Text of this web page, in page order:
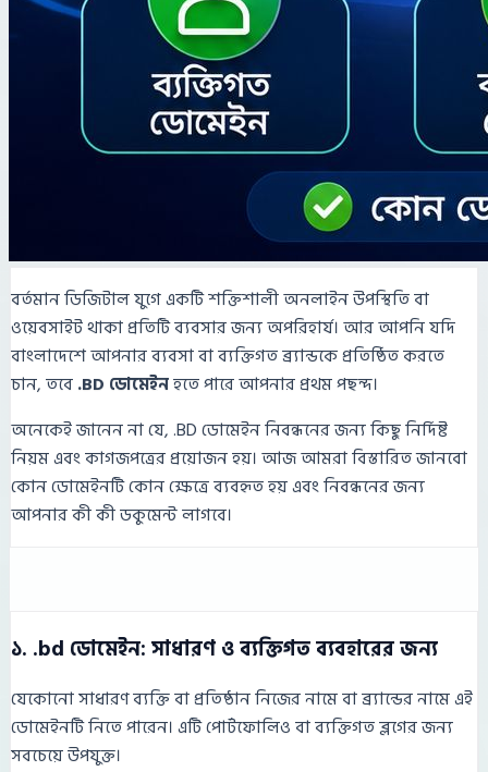
বর্তমান ডিজিটাল যুগে একটি শক্তিশালী অনলাইন উপস্থিতি বা
ওয়েবসাইট থাকা প্রতিটি ব্যবসার জন্য অপরিহার্য। আর আপনি যদি
বাংলাদেশে আপনার ব্যবসা বা ব্যক্তিগত ব্র্যান্ডকে প্রতিষ্ঠিত করতে
চান, তবে.BD ডোমেইনহতে পারে আপনার প্রথম পছন্দ।
অনেকেই জানেন না যে, .BD ডোমেইন নিবন্ধনের জন্য কিছু নির্দিষ্ট
নিয়ম এবং কাগজপত্রের প্রয়োজন হয়। আজ আমরা বিস্তারিত জানবো
কোন ডোমেইনটি কোন ক্ষেত্রে ব্যবহৃত হয় এবং নিবন্ধনের জন্য
আপনার কী কী ডকুমেন্ট লাগবে।
১. .bd ডোমেইন: সাধারণ ও ব্যক্তিগত ব্যবহারের জন্য
যেকোনো সাধারণ ব্যক্তি বা প্রতিষ্ঠান নিজের নামে বা ব্র্যান্ডের নামে এই
ডোমেইনটি নিতে পারেন। এটি পোর্টফোলিও বা ব্যক্তিগত ব্লগের জন্য
সবচেয়ে উপযুক্ত।